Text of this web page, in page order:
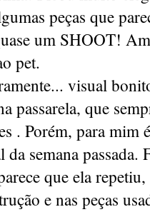
peças que
um SHOOT!
pet.
visual
passarela, que
. Porém, para mim
da semana
que ela
e nas peças